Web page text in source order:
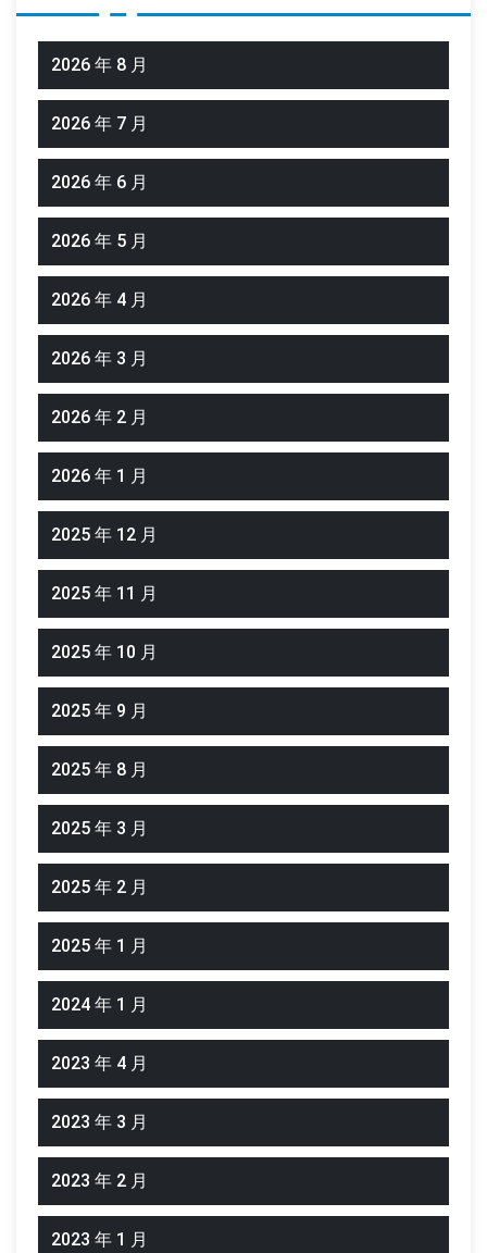
2026 年 8 月
2026 年 7 月
2026 年 6 月
2026 年 5 月
2026 年 4 月
2026 年 3 月
2026 年 2 月
2026 年 1 月
2025 年 12 月
2025 年 11 月
2025 年 10 月
2025 年 9 月
2025 年 8 月
2025 年 3 月
2025 年 2 月
2025 年 1 月
2024 年 1 月
2023 年 4 月
2023 年 3 月
2023 年 2 月
2023 年 1 月